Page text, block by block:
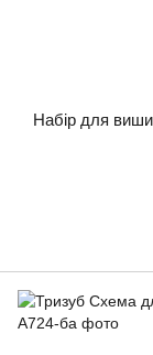
Набір для